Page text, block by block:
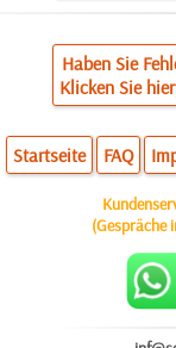
Haben Sie
Klicken Sie
Startseite FAQ
(Gespräche